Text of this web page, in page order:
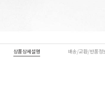
상품상세설명 배송/교환/반품정